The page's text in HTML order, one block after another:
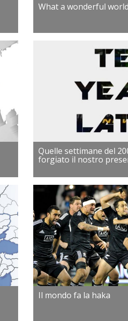
What a wonderful world
Quelle settimane del
forgiato il nostro
Il mondo fa la haka